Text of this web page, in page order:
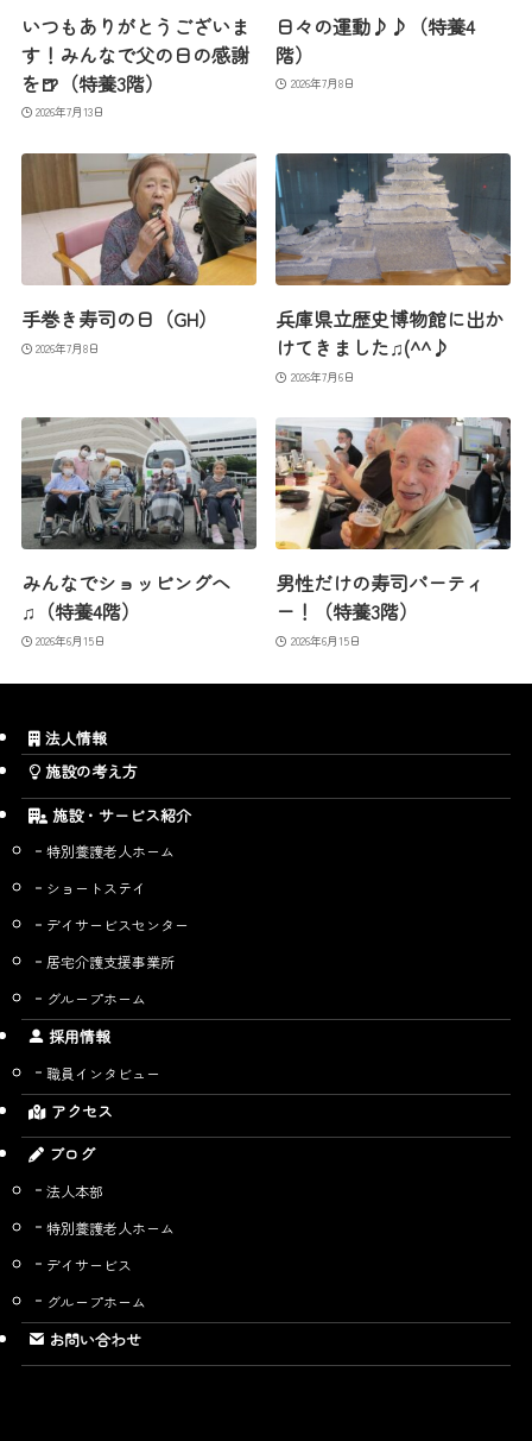
いつもありがとうございま
す！みんなで父の日の感謝
を🍺（特養3階）
2026年7月13日
日々の運動♪♪（特養4
階）
2026年7月8日
手巻き寿司の日（GH）
2026年7月8日
兵庫県立歴史博物館に出か
けてきました♫(^^♪
2026年7月6日
みんなでショッピングへ
♫（特養4階）
2026年6月15日
男性だけの寿司パーティ
ー！（特養3階）
2026年6月15日
法人情報
施設の考え方
施設・サービス紹介
特別養護老人ホーム
ショートステイ
デイサービスセンター
居宅介護支援事業所
グループホーム
採用情報
職員インタビュー
アクセス
ブログ
法人本部
特別養護老人ホーム
デイサービス
グループホーム
お問い合わせ